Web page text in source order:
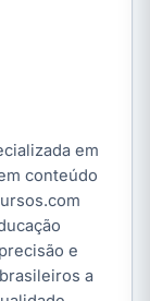
em
conteúdo
e
a